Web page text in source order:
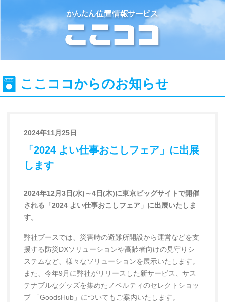
ここココからのお知らせ
2024年11月25日
「2024 よい仕事おこしフェア」に出展
します
2024年12月3日(水)～4日(木)に東京ビッグサイトで開催
される「2024 よい仕事おこしフェア」に出展いたしま
す。
弊社ブースでは、災害時の避難所開設から運営などを支
援する防災DXソリューションや高齢者向けの見守りシ
ステムなど、様々なソリューションを展示いたします。
また、今年9月に弊社がリリースした新サービス、サス
テナブルなグッズを集めたノベルティのセレクトショッ
プ 「GoodsHub」についてもご案内いたします。